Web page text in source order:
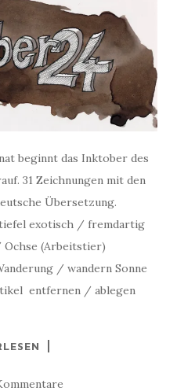
beginnt das Inktober des
31 Zeichnungen mit den
Übersetzung.
exotisch / fremdartig
Ochse (Arbeitstier)
/ wandern Sonne
entfernen / ablegen